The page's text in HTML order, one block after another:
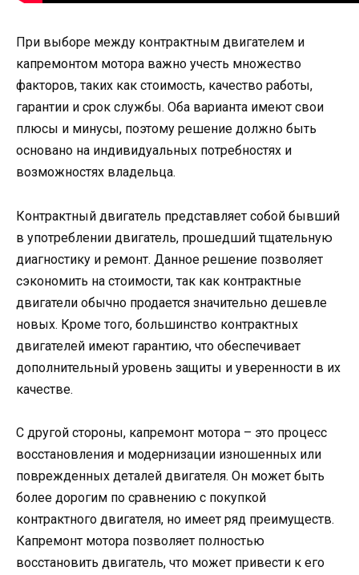
При выборе между контрактным двигателем и
капремонтом мотора важно учесть множество
факторов, таких как стоимость, качество работы,
гарантии и срок службы. Оба варианта имеют свои
плюсы и минусы, поэтому решение должно быть
основано на индивидуальных потребностях и
возможностях владельца.
Контрактный двигатель представляет собой бывший
в употреблении двигатель, прошедший тщательную
диагностику и ремонт. Данное решение позволяет
сэкономить на стоимости, так как контрактные
двигатели обычно продается значительно дешевле
новых. Кроме того, большинство контрактных
двигателей имеют гарантию, что обеспечивает
дополнительный уровень защиты и уверенности в их
качестве.
С другой стороны, капремонт мотора – это процесс
восстановления и модернизации изношенных или
поврежденных деталей двигателя. Он может быть
более дорогим по сравнению с покупкой
контрактного двигателя, но имеет ряд преимуществ.
Капремонт мотора позволяет полностью
восстановить двигатель, что может привести к его